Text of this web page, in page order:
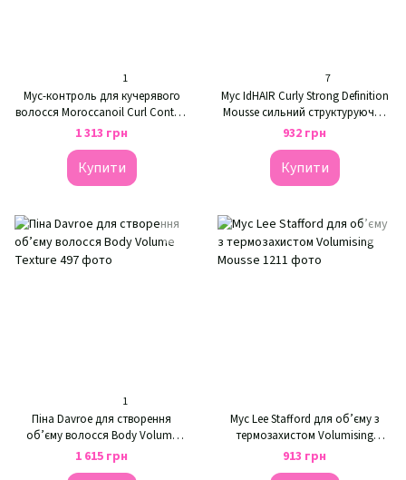
1
Мус-контроль для кучерявого
волосся Moroccanoil Curl Control
Mousse
1 313 грн
Купити
7
Мус IdHAIR Curly Strong Definition
Mousse сильний структуруючий
для кучерів
932 грн
Купити
1
Піна Davroe для створення
об’єму волосся Body Volume
Texture
1 615 грн
Мус Lee Stafford для об’єму з
термозахистом Volumising
Mousse
913 грн